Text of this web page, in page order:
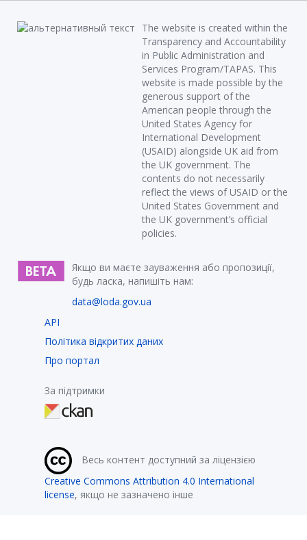
The website is created within the
Transparency and Accountability
in Public Administration and
Services Program/TAPAS. This
website is made possible by the
generous support of the
American people through the
United States Agency for
International Development
(USAID) alongside UK aid from
the UK government. The
contents do not necessarily
reflect the views of USAID or the
United States Government and
the UK government’s official
policies.
Якщо ви маєте зауваження або пропозиції,
будь ласка, напишіть нам:
data@loda.gov.ua
API
Політика відкритих даних
Про портал
За підтримки
Весь контент доступний за ліцензією
Creative Commons Attribution 4.0 International
license, якщо не зазначено інше